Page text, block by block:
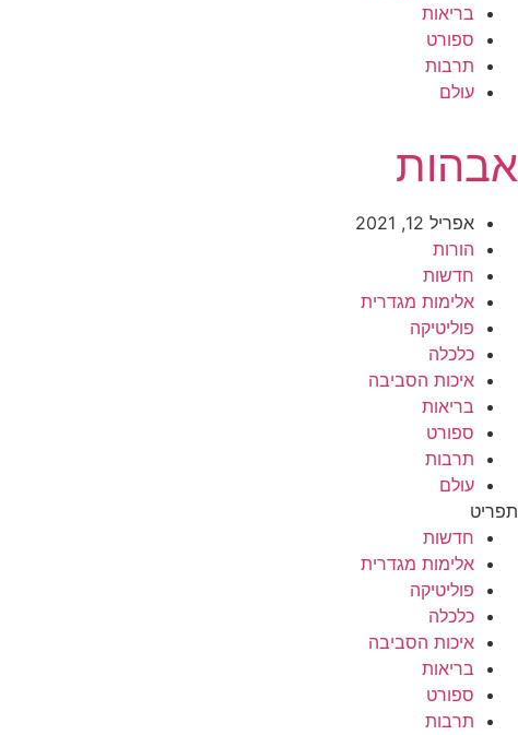
בריאות
ספורט
תרבות
עולם
אבהות
אפריל 12, 2021
הורות
חדשות
אלימות מגדרית
פוליטיקה
כלכלה
איכות הסביבה
בריאות
ספורט
תרבות
עולם
תפריט
חדשות
אלימות מגדרית
פוליטיקה
כלכלה
איכות הסביבה
בריאות
ספורט
תרבות